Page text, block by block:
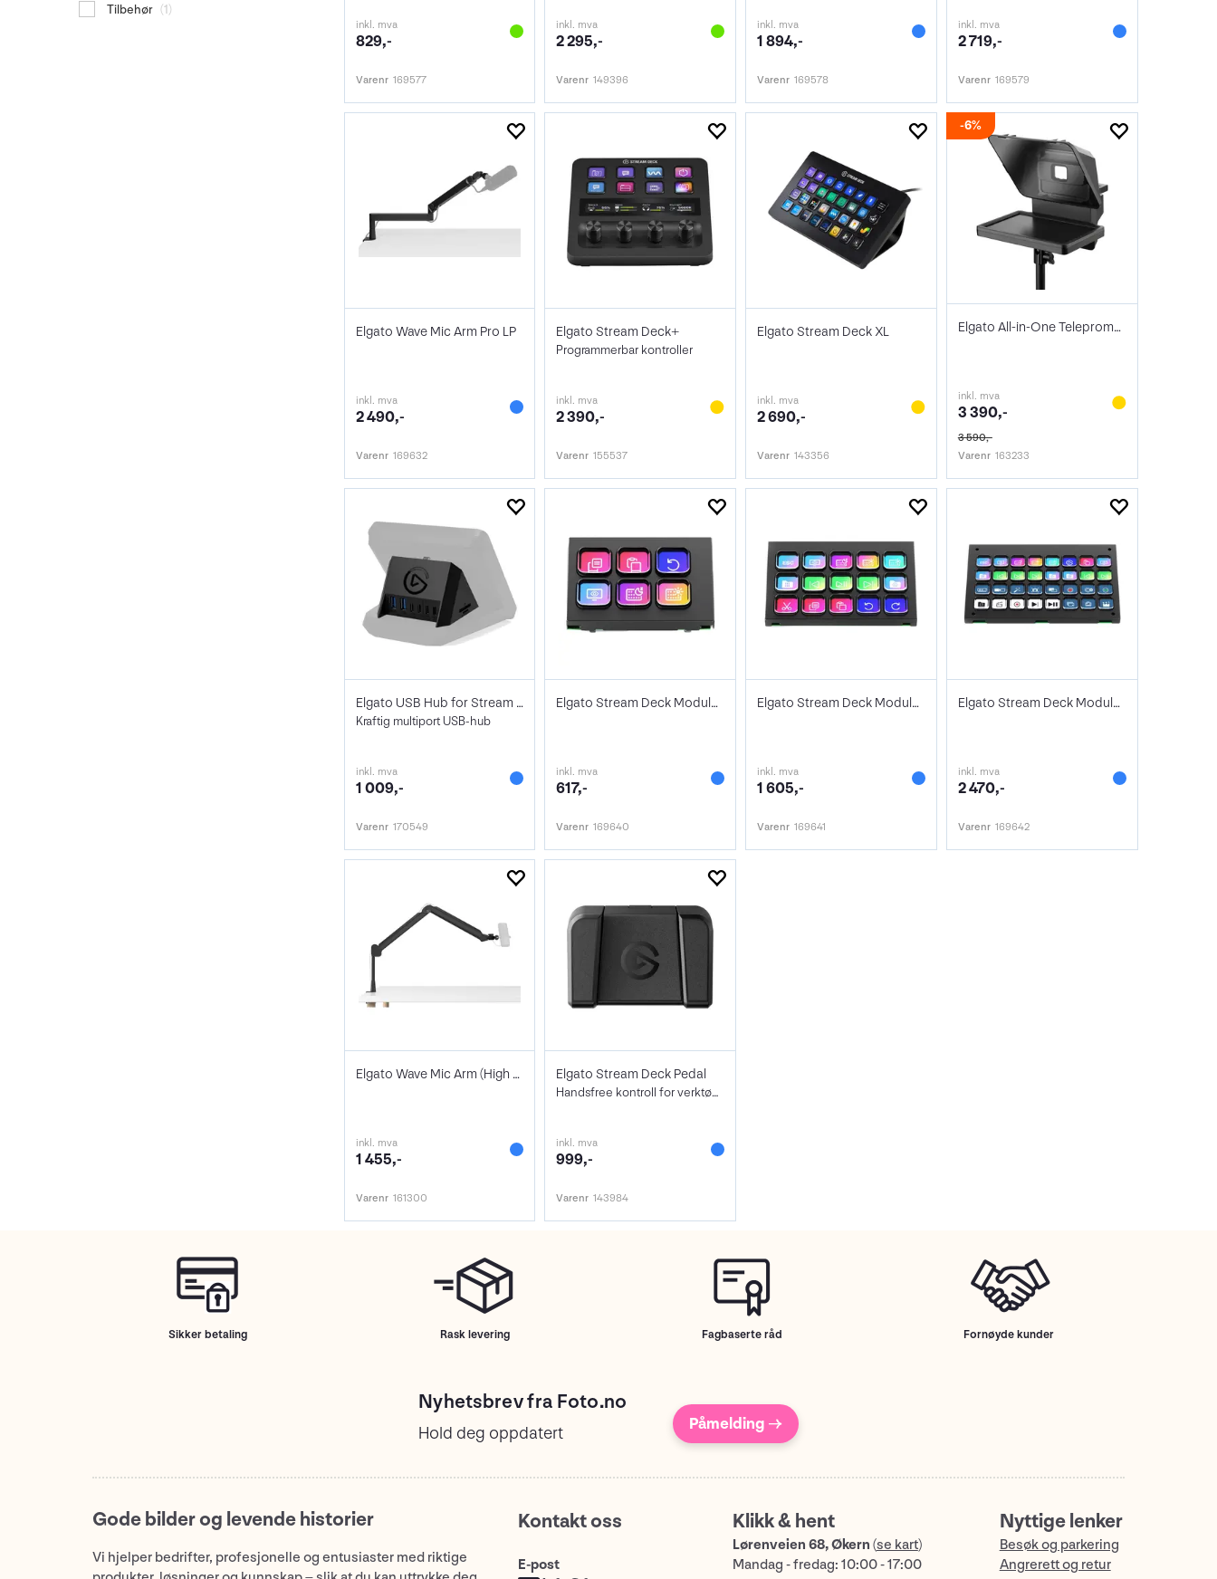
Tilbehør (1)
inkl. mva
829,-
Varenr 169577
inkl. mva
2 295,-
Varenr 149396
inkl. mva
1 894,-
Varenr 169578
inkl. mva
2 719,-
Varenr 169579
Elgato Wave Mic Arm Pro LP
inkl. mva
2 490,-
Varenr 169632
Elgato Stream Deck+
Programmerbar kontroller
inkl. mva
2 390,-
Varenr 155537
Elgato Stream Deck XL
inkl. mva
2 690,-
Varenr 143356
6%
Elgato All-in-One Teleprompter
inkl. mva
3 390,-
3 590,-
Varenr 163233
Elgato USB Hub for Stream Deck+
Kraftig multiport USB-hub
inkl. mva
1 009,-
Varenr 170549
Elgato Stream Deck Module 6 Keys
inkl. mva
617,-
Varenr 169640
Elgato Stream Deck Module 15 Keys
inkl. mva
1 605,-
Varenr 169641
Elgato Stream Deck Module 32 Keys
inkl. mva
2 470,-
Varenr 169642
Elgato Wave Mic Arm (High Rise)
inkl. mva
1 455,-
Varenr 161300
Elgato Stream Deck Pedal
Handsfree kontroll for verktøy og apper
inkl. mva
999,-
Varenr 143984
Sikker betaling Rask levering Fagbaserte råd Fornøyde kunder
Nyhetsbrev fra Foto.no
Hold deg oppdatert Påmelding →
Gode bilder og levende historier
Vi hjelper bedrifter, profesjonelle og entusiaster med riktige
Kontakt oss
E-post
Klikk & hent
Lørenveien 68, Økern (se kart)
Mandag - fredag: 10:00 - 17:00
Nyttige lenker
Besøk og parkering
Angrerett og retur